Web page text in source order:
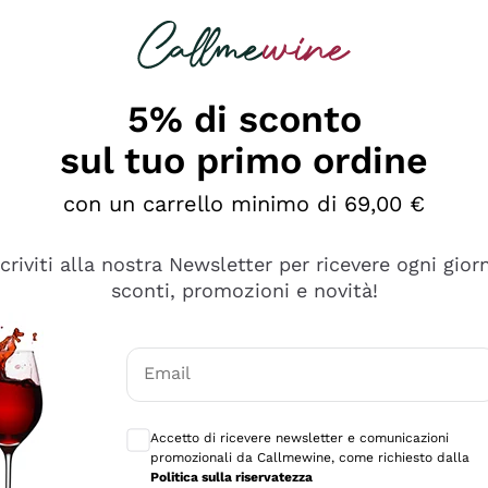
è male ma secondo me ci sono alternative che
5% di sconto
sul tuo primo ordine
con un carrello minimo di 69,00 €
alla nostra Newsletter per ricevere ogni
sconti, promozioni e novità!
Email
Accetto di ricevere newsletter e comunicazioni
promozionali da Callmewine, come richiesto dalla
Politica sulla riservatezza